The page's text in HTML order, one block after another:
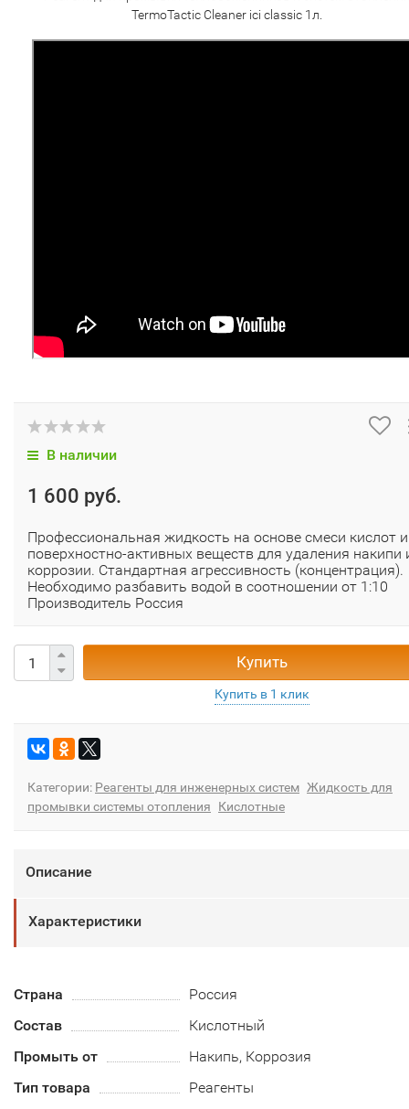
TermoTactic Cleaner ici classic 1л.
В наличии
1 600 руб.
Профессиональная жидкость на основе смеси кислот и
поверхностно-активных веществ для удаления накипи
коррозии. Стандартная агрессивность (концентрация).
Необходимо разбавить водой в соотношении от 1:10
Производитель Россия
Купить
Категории: Реагенты для инженерных систем Жидкость для
промывки системы отопления
Кислотные
Описание
Характеристики
Страна
Россия
Состав
Кислотный
Промыть от
Накипь, Коррозия
Тип товара
Реагенты